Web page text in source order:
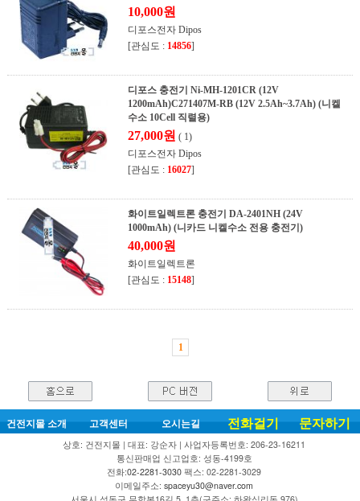
10,000원
디포스전자 Dipos
[관심도 : 14856]
디포스 충전기 Ni-MH-1201CR (12V
1200mAh)C271407M-RB (12V 2.5Ah~3.7Ah) (니켈
수소 10Cell 직렬용)
27,000원 ( 1)
디포스전자 Dipos
[관심도 : 16027]
화이트일렉트론 충전기 DA-2401NH (24V
1000mAh) (니카드 니켈수소 전용 충전기)
40,000원
화이트일렉트론
[관심도 : 15148]
1
건전지몰 소개 고객센터 오시는길 전화걸기 문자하기
상호: 건전지몰 | 대표: 강순자 | 사업자등록번호: 206-23-16211
통신판매업 신고업호: 성동-4199호
전화:02-2281-3030 팩스: 02-2281-3029
이메일주소: spaceyu30@naver.com